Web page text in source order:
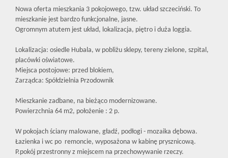
Nowa oferta mieszkania 3 pokojowego, tzw. układ szczeciński. To
mieszkanie jest bardzo funkcjonalne, jasne.
Ogromnym atutem jest układ, lokalizacja, piętro i duża loggia.
Lokalizacja: osiedle Hubala, w pobliżu sklepy, tereny zielone, szpital,
placówki oświatowe.
Miejsca postojowe: przed blokiem,
Zarządca: Spółdzielnia Przodownik
Mieszkanie zadbane, na bieżąco modernizowane.
Powierzchnia 64 m2, położenie : 2 p.
W pokojach ściany malowane, gładź, podłogi - mozaika dębowa.
Łazienka i wc po remoncie, wyposażona w kabinę prysznicową.
P.pokój przestronny z miejscem na przechowywanie rzeczy.